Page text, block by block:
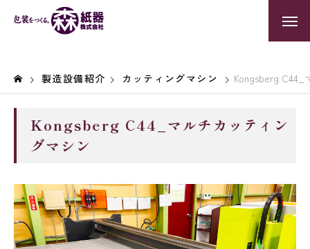
製造設備紹介 カッティングマシン Kongsberg
Kongsberg C44_マルチカッティン
グマシン